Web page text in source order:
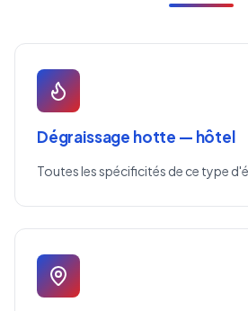
Dégraissage hotte — hôtel
Toutes les spécificités de ce type